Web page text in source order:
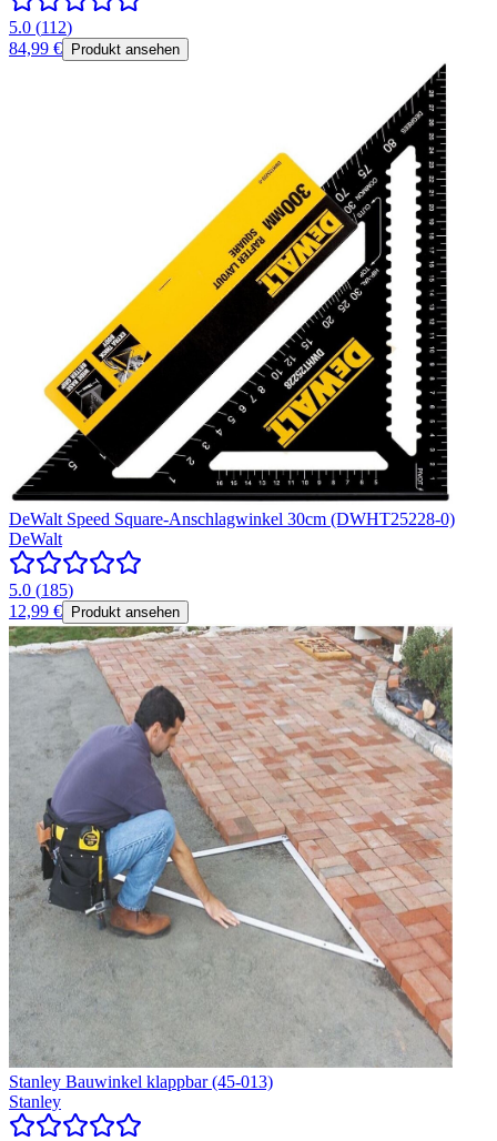
5.0 (112)
84,99 €
Produkt ansehen
DeWalt Speed Square-Anschlagwinkel 30cm (DWHT25228-0)
DeWalt
5.0 (185)
12,99 €
Produkt ansehen
Stanley Bauwinkel klappbar (45-013)
Stanley